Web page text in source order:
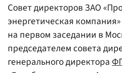
Совет директоров ЗАО
энергетическая
на первом заседании в
председателем совета
генерального директора